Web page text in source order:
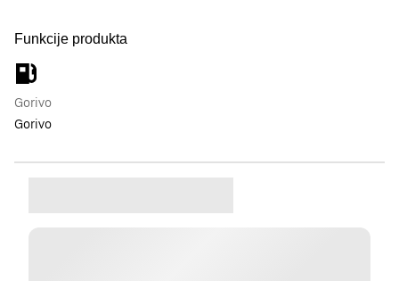
Funkcije produkta
Gorivo
Gorivo